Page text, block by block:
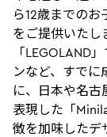
ら12歳までのお
をご提供いたし
「LEGOLAND
ンなど、すでに
に、日本や名古
表現した「
徴を加味したデ